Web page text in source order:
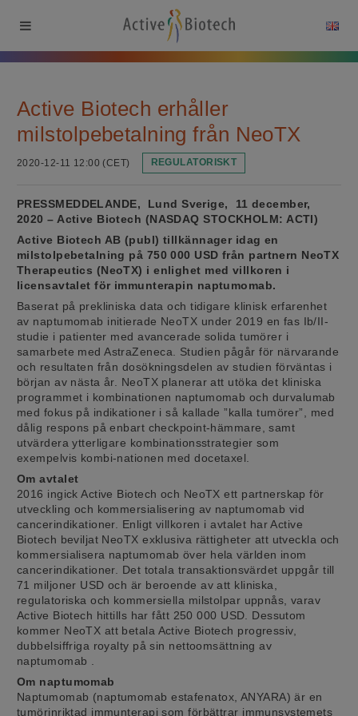
Active Biotech erhåller
milstolpebetalning från NeoTX
2020-12-11 12:00 (CET) REGULATORISKT
PRESSMEDDELANDE, Lund Sverige, 11 december,
2020 – Active Biotech (NASDAQ STOCKHOLM: ACTI)
Active Biotech AB (publ) tillkännager idag en
milstolpebetalning på 750 000 USD från partnern NeoTX
Therapeutics (NeoTX) i enlighet med villkoren i
licensavtalet för immunterapin naptumomab.
Baserat på prekliniska data och tidigare klinisk erfarenhet
av naptumomab initierade NeoTX under 2019 en fas Ib/II-
studie i patienter med avancerade solida tumörer i
samarbete med AstraZeneca. Studien pågår för närvarande
och resultaten från dosökningsdelen av studien förväntas i
början av nästa år. NeoTX planerar att utöka det kliniska
programmet i kombinationen naptumomab och durvalumab
med fokus på indikationer i så kallade ”kalla tumörer”, med
dålig respons på enbart checkpoint-hämmare, samt
utvärdera ytterligare kombinationsstrategier som
exempelvis kombi-nationen med docetaxel.
Om avtalet
2016 ingick Active Biotech och NeoTX ett partnerskap för
utveckling och kommersialisering av naptumomab vid
cancerindikationer. Enligt villkoren i avtalet har Active
Biotech beviljat NeoTX exklusiva rättigheter att utveckla och
kommersialisera naptumomab över hela världen inom
cancerindikationer. Det totala transaktionsvärdet uppgår till
71 miljoner USD och är beroende av att kliniska,
regulatoriska och kommersiella milstolpar uppnås, varav
Active Biotech hittills har fått 250 000 USD. Dessutom
kommer NeoTX att betala Active Biotech progressiv,
dubbelsiffriga royalty på sin nettoomsättning av
naptumomab .
Om naptumomab
Naptumomab (naptumomab estafenatox, ANYARA) är en
tumörinriktad immunterapi som förbättrar immunsystemets